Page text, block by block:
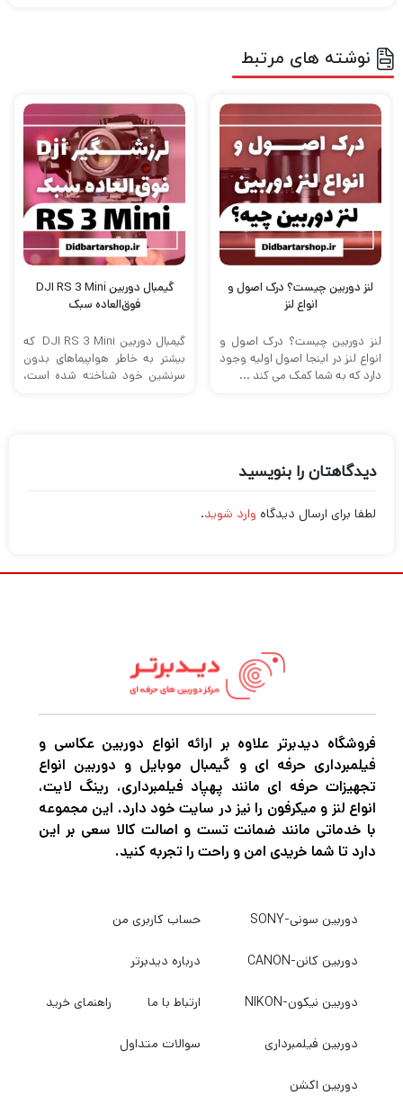
نوشته های مرتبط
لنز دوربین چیست؟ درک اصول و
انواع لنز
لنز دوربین چیست؟ درک اصول و
انواع لنز در اینجا اصول اولیه وجود
دارد که به شما کمک می کند ...
گیمبال دوربین DJI RS 3 Mini
فوق‌العاده سبک
گیمبال دوربین DJI RS 3 Mini که
بیشتر به خاطر هواپیماهای بدون
سرنشین خود شناخته شده است،
دیدگاهتان را بنویسید
لطفا برای ارسال دیدگاه وارد شوید.
فروشگاه دیدبرتر علاوه بر ارائه انواع دوربین عکاسی و
فیلمبرداری حرفه ای و گیمبال موبایل و دوربین انواع
تجهیزات حرفه ای مانند پهپاد فیلمبرداری، رینگ لایت،
انواع لنز و میکرفون را نیز در سایت خود دارد. این مجموعه
با خدماتی مانند ضمانت تست و اصالت کالا سعی بر این
دارد تا شما خریدی امن و راحت را تجربه کنید.
دوربین سونی-SONY
دوربین کانن-CANON
دوربین نیکون-NIKON
دوربین فیلمبرداری
دوربین اکشن
حساب کاربری من
درباره دیدبرتر
ارتباط با ما راهنمای خرید
سوالات متداول